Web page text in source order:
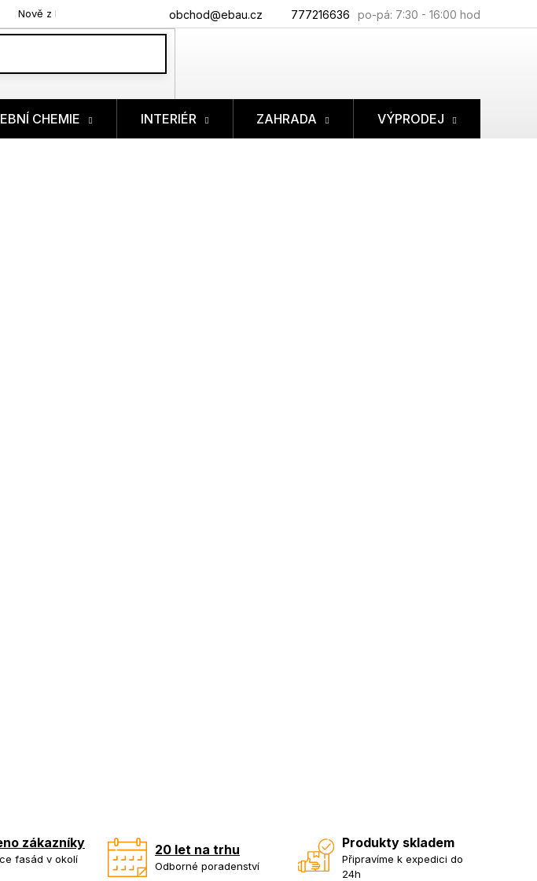
777216636
obchod@ebau.cz
Nově z blogu
CHEMIE INTERIÉR ZAHRADA VÝPRODEJ
zákazníky
fasád v okolí
20 let na trhu
Odborné poradenství
Produkty skladem
Připravíme k expedici do
24h